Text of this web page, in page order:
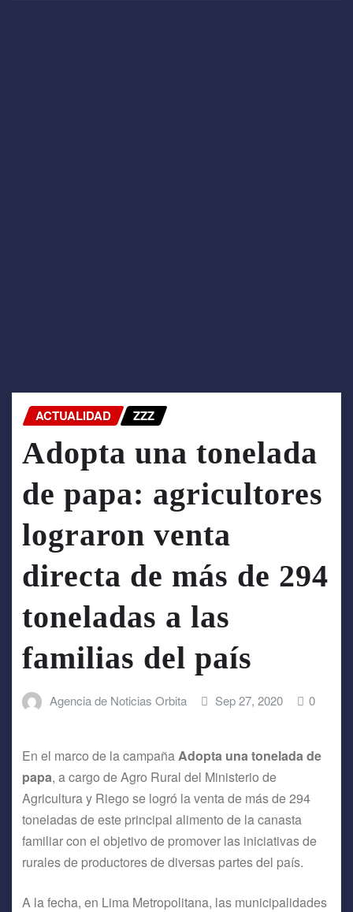
ACTUALIDAD ZZZ
Adopta una tonelada
de papa: agricultores
lograron venta
directa de más de 294
toneladas a las
familias del país
Agencia de Noticias Orbita Sep 27, 2020 0
En el marco de la campañaAdopta una tonelada de
papa, a cargo de Agro Rural del Ministerio de
Agricultura y Riego se logró la venta de más de 294
toneladas de este principal alimento de la canasta
familiar con el objetivo de promover las iniciativas de
rurales de productores de diversas partes del país.
A la fecha, en Lima Metropolitana, las municipalidades